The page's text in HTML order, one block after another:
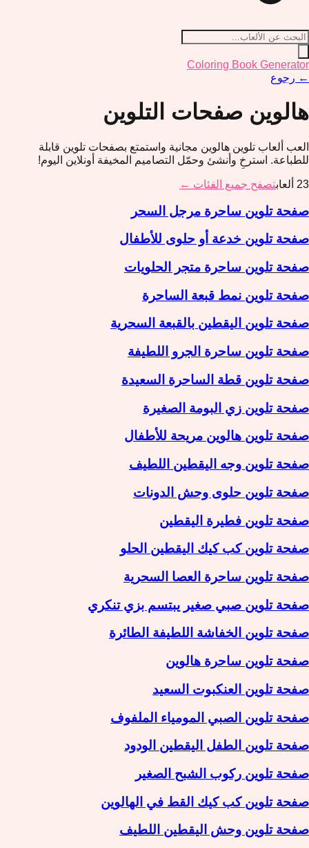
Coloring Book Generator
← رجوع
هالوين صفحات التلوين
العب ألعاب تلوين هالوين مجانية واستمتع بصفحات تلوين قابلة
للطباعة. استرخِ وأنشئ وحمّل التصاميم المخيفة أونلاين اليوم!
23 ألعابتصفح جميع الفئات ←
صفحة تلوين ساحرة مرجل السحر
صفحة تلوين خدعة أو حلوى للأطفال
صفحة تلوين ساحرة متجر الحلويات
صفحة تلوين نمط قبعة الساحرة
صفحة تلوين اليقطين بالقبعة السحرية
صفحة تلوين ساحرة الجرو اللطيفة
صفحة تلوين قطة الساحرة السعيدة
صفحة تلوين زي البومة الصغيرة
صفحة تلوين هالوين مريحة للأطفال
صفحة تلوين وجه اليقطين اللطيف
صفحة تلوين حلوى وحش الدونات
صفحة تلوين فطيرة اليقطين
صفحة تلوين كب كيك اليقطين الحلو
صفحة تلوين ساحرة العصا السحرية
صفحة تلوين صبي صغير يبتسم بزي تنكري
صفحة تلوين الخفاشة اللطيفة الطائرة
صفحة تلوين ساحرة هالوين
صفحة تلوين العنكبوت السعيد
صفحة تلوين الصبي المومياء الملفوف
صفحة تلوين الطفل اليقطين الودود
صفحة تلوين ركوب الشبح الصغير
صفحة تلوين كب كيك القط في الهالوين
صفحة تلوين وحش اليقطين اللطيف